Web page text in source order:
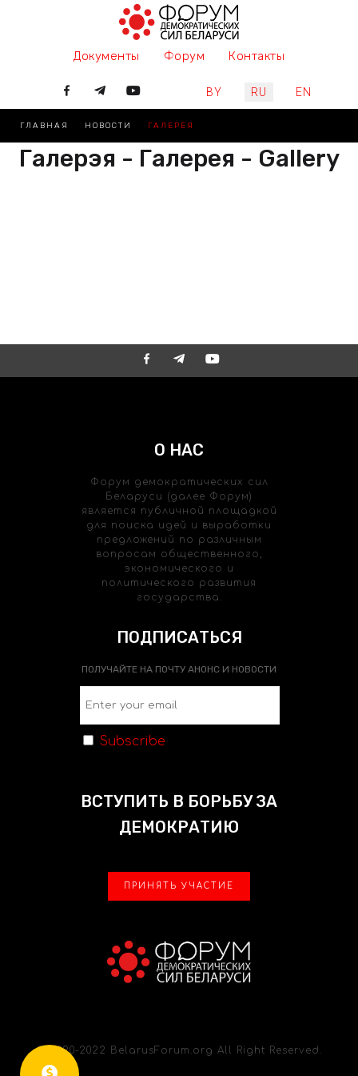
Документы Форум Контакты
Выберите язык
BY RU EN
ГЛАВНАЯ НОВОСТИ ГАЛЕРЕЯ
Галерэя - Галерея - Gallery
О НАС
Форум демократических сил
Беларуси (далее Форум)
является публичной площадкой
для поиска идей и выработки
предложений по различным
вопросам общественного,
экономического и
политического развития
государства.
ПОДПИСАТЬСЯ
ПОЛУЧАЙТЕ НА ПОЧТУ АНОНС И НОВОСТИ
Subscribe
ВСТУПИТЬ В БОРЬБУ ЗА
ДЕМОКРАТИЮ
ПРИНЯТЬ УЧАСТИЕ
© 2020-2022 BelarusForum.org All Right Reserved.